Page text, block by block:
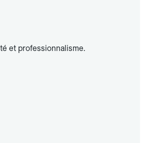
et professionnalisme.